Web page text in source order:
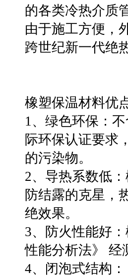
的各类冷热介质
由于施工方便，
跨世纪新一代绝
橡塑保温材料优
1、绿色环保：
际环保认证要求
的污染物。
2、导热系数低
防结露的克星，
绝效果。
3、防火性能好
性能分析法》 经
4、闭泡式结构